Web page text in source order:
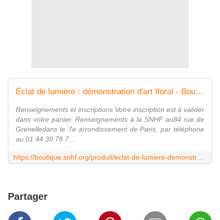
Éclat de lumière : démonstration d'art floral - Boutique SNHF
Renseignements et inscriptions Votre inscription est à valider
dans votre panier. Renseignements à la SNHF au84 rue de
Grenelledans le 7e arrondissement de Paris, par téléphone
au 01 44 39 78 7...
Partager